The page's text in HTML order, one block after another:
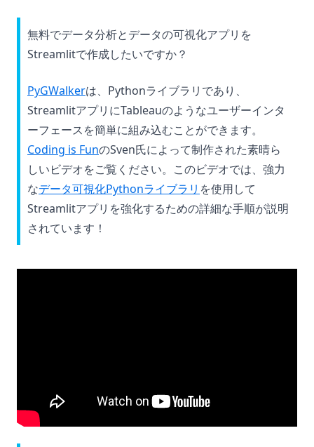
無料でデータ分析とデータの可視化アプリを
Streamlitで作成したいですか？
PyGWalker(opens in a new tab)
は、Pythonライブラリであり、
StreamlitアプリにTableauのようなユーザーインタ
ーフェースを簡単に組み込むことができます。
Coding is Fun(opens in a new tab)
のSven氏によって制作された素晴ら
しいビデオをご覧ください。このビデオでは、強力
なデータ可視化Pythonライブラリ を使用して
Streamlitアプリを強化するための詳細な手順が説明
されています！